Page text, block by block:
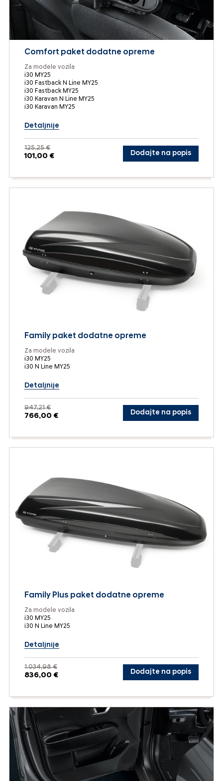
Comfort paket dodatne opreme
Za modele vozila
i30 MY25
i30 Fastback N Line MY25
i30 Fastback MY25
i30 Karavan N Line MY25
i30 Karavan MY25
Detaljnije
125,25 €
101,00 € Dodajte na popis
Family paket dodatne opreme
Za modele vozila
i30 MY25
i30 N Line MY25
Detaljnije
947,21 €
766,00 € Dodajte na popis
Family Plus paket dodatne opreme
Za modele vozila
i30 MY25
i30 N Line MY25
Detaljnije
1.034,98 €
836,00 € Dodajte na popis